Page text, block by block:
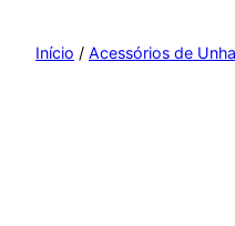
paraInício / Acessórios de